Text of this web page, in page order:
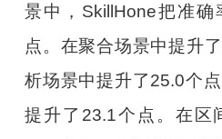
景中，SkillHone把准
点。在聚合场景中提升
析场景中提升了25.0个
提升了23.1个点。在区